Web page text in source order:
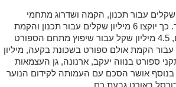
של כ-16 מיליון שקלים עבור תכנון, הקמה ושדרוג מתחמי
ואולמות ספורט ברחבי בעיר. כך יוקצו 6 מיליון שקלים עבור תכנון והקמת
טריבונה באצטדיון גבעת רם, 4.5 מיליון שקל עבור שיפוץ מתחם הספורט
שקלים עבור הקמת אולם ספורט בשכונת בקעה, מיליון
ספורט בנווה יעקב, ארנונה, גן העצמאות
בנוסף אושר הסכם עם העמותה לקידום הנוער
באורט גבעת רם